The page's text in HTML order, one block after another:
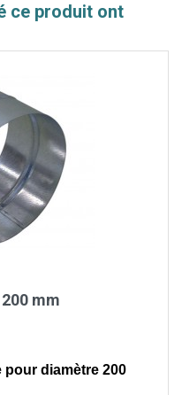
ce produit ont
mm
pour diamètre 200